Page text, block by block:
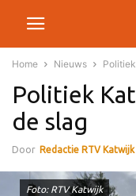
Home Nieuws Politiek
Politiek
de slag
Door Redactie RTV Katwijk
Foto: RTV Katwijk